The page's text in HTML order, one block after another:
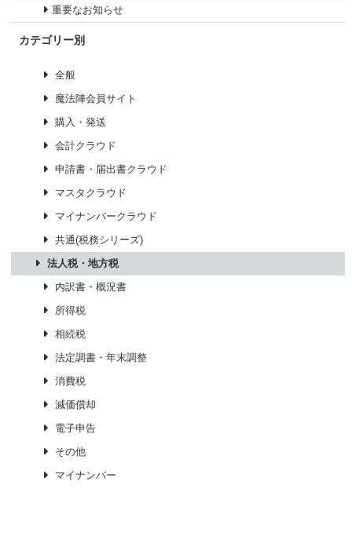
重要なお知らせ
カテゴリー別
全般
魔法陣会員サイト
購入・発送
会計クラウド
申請書・届出書クラウド
マスタクラウド
マイナンバークラウド
共通(税務シリーズ)
法人税・地方税
内訳書・概況書
所得税
相続税
法定調書・年末調整
消費税
減価償却
電子申告
その他
マイナンバー